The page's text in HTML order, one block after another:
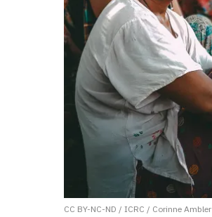
CC BY-NC-ND / ICRC / Corinne Ambler